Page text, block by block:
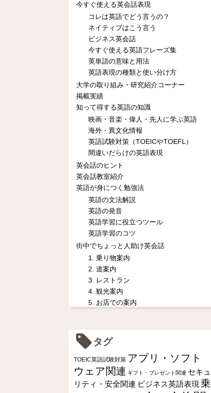
今すぐ使える英会話表現
コレは英語でどう言うの？
ネイティブはこう言う
ビジネス英会話
今すぐ使える英語フレーズ集
英単語の意味と用法
英語表現の種類と使い分け方
大学の取り組み・研究紹介コーナー
掲載実績
知って得する英語の知識
映画・音楽・偉人・先人に学ぶ英語
海外・異文化情報
英語試験対策（TOEICやTOEFL）
間違いだらけの英語表現
英会話のヒント
英会話教室紹介
英語が身につく勉強法
英語の文法解説
英語の発音
英語学習に役立つツール
英語学習のコツ
街中でちょっと人助け英会話
1. 乗り物案内
2. 道案内
3. レストラン
4. 観光案内
5. お店での案内
タグ
TOEIC英語試験対策 アプリ・ソフト
ウェア関連 ギフト・プレゼント関連 セキュ
リティ・安全関連 ビジネス英語表現 乗